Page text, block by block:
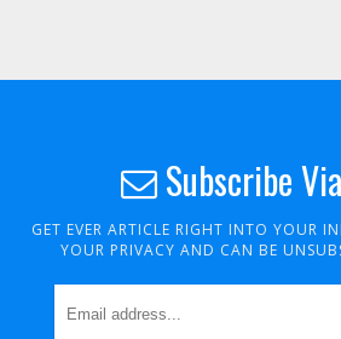
Subscribe
GET EVER ARTICLE RIGHT INTO YOUR
YOUR PRIVACY AND CAN BE